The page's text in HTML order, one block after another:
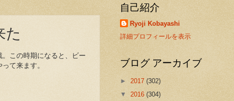
た
この時期になると、ビー
て来ます。
自己紹介
Ryoji Kobayashi
詳細プロフィールを表示
ブログ アーカイブ
► 2017 (302)
▼ 2016 (304)